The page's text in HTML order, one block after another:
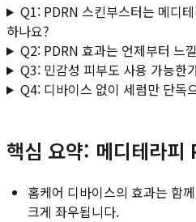
Q1: PDRN 스킨부스터는 메디
하나요?
Q2: PDRN 효과는 언제부터 느
Q3: 민감성 피부도 사용 가능한
Q4: 디바이스 없이 세럼만 단독
핵심 요약: 메디테라피
홈케어 디바이스의 효과는 함
크게 좌우됩니다.